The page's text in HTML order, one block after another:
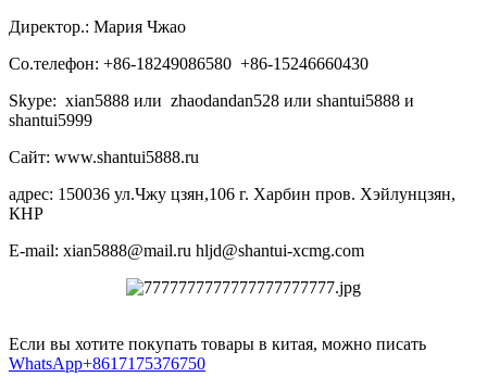
Директор.: Мария Чжао
Со.телефон: +86-18249086580 +86-15246660430
Skype: xian5888 или zhaodandan528 или shantui5888 и
shantui5999
Сайт: www.shantui5888.ru
адрес: 150036 ул.Чжу цзян,106 г. Харбин пров. Хэйлунцзян,
КНР
E-mail: xian5888@mail.ru hljd@shantui-xcmg.com
Если вы хотите покупать товары в китая, можно писать
WhatsApp+8617175376750